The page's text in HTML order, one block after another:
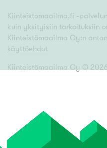
Kiinteistomaailma.fi -
kuin yksityisiin tarkoituksiin
Kiinteistömaailma Oy:n
käyttöehdot
Kiinteistömaailma Oy © 2026